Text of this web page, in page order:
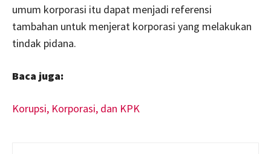
umum korporasi itu dapat menjadi referensi
tambahan untuk menjerat korporasi yang melakukan
tindak pidana.
Baca juga:
Korupsi, Korporasi, dan KPK